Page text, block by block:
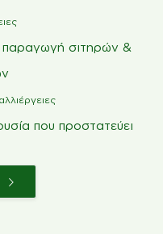
σιτηρών &
που προστατεύει